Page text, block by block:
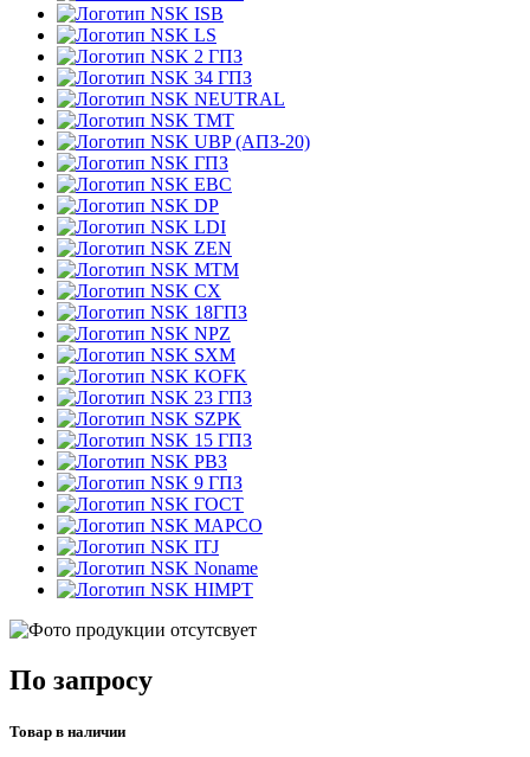
ISB
LS
2 ГПЗ
34 ГПЗ
NEUTRAL
TMT
UBP (АПЗ-20)
ГПЗ
EBC
DP
LDI
ZEN
MTM
CX
18ГПЗ
NPZ
SXM
KOFK
23 ГПЗ
SZPK
15 ГПЗ
РВЗ
9 ГПЗ
ГОСТ
MAPCO
ITJ
Noname
HIMPT
По запросу
Товар в наличии